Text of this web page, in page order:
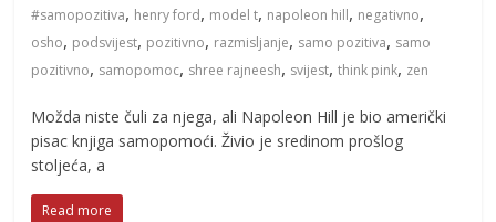
#samopozitiva, henry ford, model t, napoleon hill, negativno,
osho, podsvijest, pozitivno, razmisljanje, samo pozitiva, samo
pozitivno, samopomoc, shree rajneesh, svijest,think pink, zen
Možda niste čuli za njega, ali Napoleon Hill je bio američki
pisac knjiga samopomoći. Živio je sredinom prošlog
stoljeća, a
Read more